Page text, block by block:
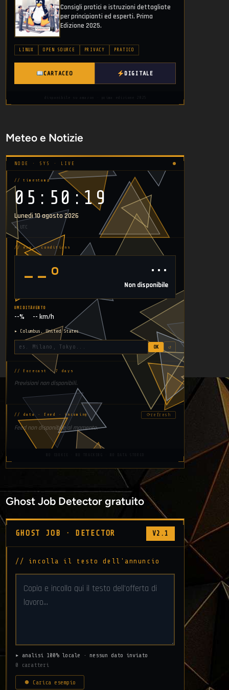
Consigli pratici e istruzioni dettagliate
per principianti ed esperti. Prima
Edizione 2025.
LINUX OPEN SOURCE PRIVACY PRATICO
CARTACEO DIGITALE
Meteo e Notizie
NODE · SYS · LIVE
// timestamp
05:50:19
Lunedì 10 agosto 2026
▸ UTC
// env · conditions
--° ⋯
Non disponibile
UMIDITÀ
--%
VENTO
-- km/h
▸ Columbus, United States
OK ↺
// forecast · 7 days
Previsioni non disponibili.
// data · feed · incoming ⟳refresh
Feed non disponibile al momento.
Ghost Job Detector gratuito
GHOST JOB · DETECTOR V2.1
// incolla il testo dell'annuncio
▸ analisi 100% locale · nessun dato inviato
0 caratteri
⏺ Carica esempio